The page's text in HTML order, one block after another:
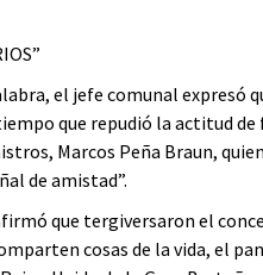
el jefe comunal expresó
que repudió la actitud
Marcos Peña Braun,
de amistad”.
que tergiversaron el
cosas de la vida, el